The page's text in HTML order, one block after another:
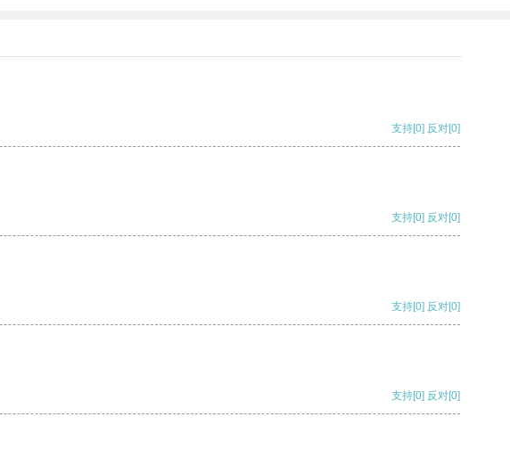
支持[0] 反对[0]
支持[0] 反对[0]
支持[0] 反对[0]
支持[0] 反对[0]